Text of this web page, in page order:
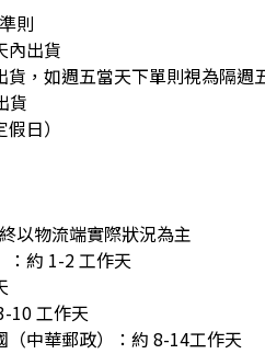
則
內出貨
貨，如週五當天下單則視為隔週
貨
日）
以物流端實際狀況為主
：約 1-2 工作天
10 工作天
中華郵政）：約 8-14工作天